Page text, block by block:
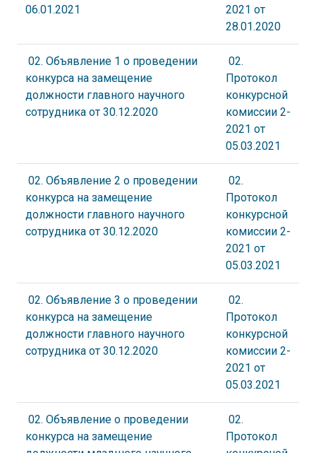
06.01.2021
2021 от
28.01.2020
02. Объявление 1 о проведении
конкурса на замещение
должности главного научного
сотрудника от 30.12.2020
02.
Протокол
конкурсной
комиссии 2-
2021 от
05.03.2021
02. Объявление 2 о проведении
конкурса на замещение
должности главного научного
сотрудника от 30.12.2020
02.
Протокол
конкурсной
комиссии 2-
2021 от
05.03.2021
02. Объявление 3 о проведении
конкурса на замещение
должности главного научного
сотрудника от 30.12.2020
02.
Протокол
конкурсной
комиссии 2-
2021 от
05.03.2021
02. Объявление о проведении
конкурса на замещение
02.
Протокол